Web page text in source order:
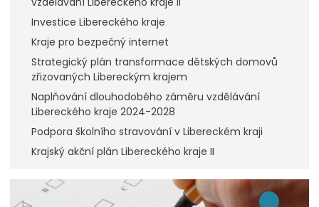
Investice Libereckého kraje
Kraje pro bezpečný internet
Strategický plán transformace dětských domovů
zřizovaných Libereckým krajem
Naplňování dlouhodobého záměru vzdělávání
Libereckého kraje 2024-2028
Podpora školního stravování v Libereckém kraji
Krajský akční plán Libereckého kraje II